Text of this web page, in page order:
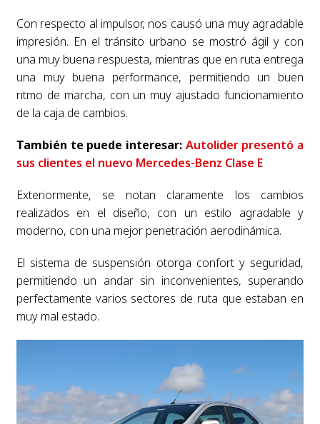
Con respecto al impulsor, nos causó una muy agradable
impresión. En el tránsito urbano se mostró ágil y con
una muy buena respuesta, mientras que en ruta entrega
una muy buena performance, permitiendo un buen
ritmo de marcha, con un muy ajustado funcionamiento
de la caja de cambios.
También te puede interesar: Autolider presentó a
sus clientes el nuevo Mercedes-Benz Clase E
Exteriormente, se notan claramente los cambios
realizados en el diseño, con un estilo agradable y
moderno, con una mejor penetración aerodinámica.
El sistema de suspensión otorga confort y seguridad,
permitiendo un andar sin inconvenientes, superando
perfectamente varios sectores de ruta que estaban en
muy mal estado.